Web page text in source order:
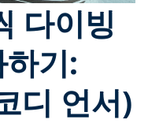
다이빙
기:
디 언서)